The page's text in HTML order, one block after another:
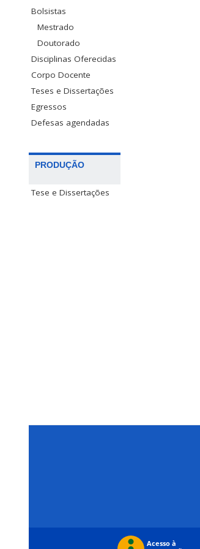
Bolsistas
Mestrado
Doutorado
Disciplinas Oferecidas
Corpo Docente
Teses e Dissertações
Egressos
Defesas agendadas
PRODUÇÃO
Tese e Dissertações